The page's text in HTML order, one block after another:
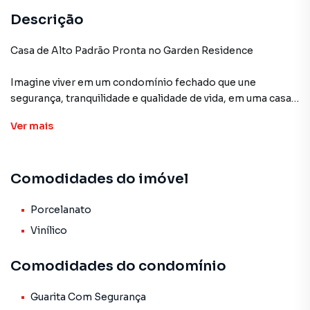
Descrição
Casa de Alto Padrão Pronta no Garden Residence
Imagine viver em um condomínio fechado que une
segurança, tranquilidade e qualidade de vida, em uma casa
acabamentos de excelente padrão e uma planta pensada
mão da praticidade. Tudo isso em um dos condomínios
♦️ Casa térrea pronta para morar
♦️ Terreno com 300 m²
♦️ 4 quartos, sendo 1 suíte
♦️ 3 banheiros + 1 lavabo
Ver mais
Comodidades do imóvel
Porcelanato
Vinílico
Comodidades do condomínio
Guarita Com Segurança